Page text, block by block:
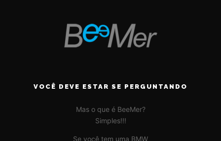
VOCÊ DEVE ESTAR SE PERGUNTANDO
Mas o que é BeeMer?
Simples!!!
Se você tem uma BMW